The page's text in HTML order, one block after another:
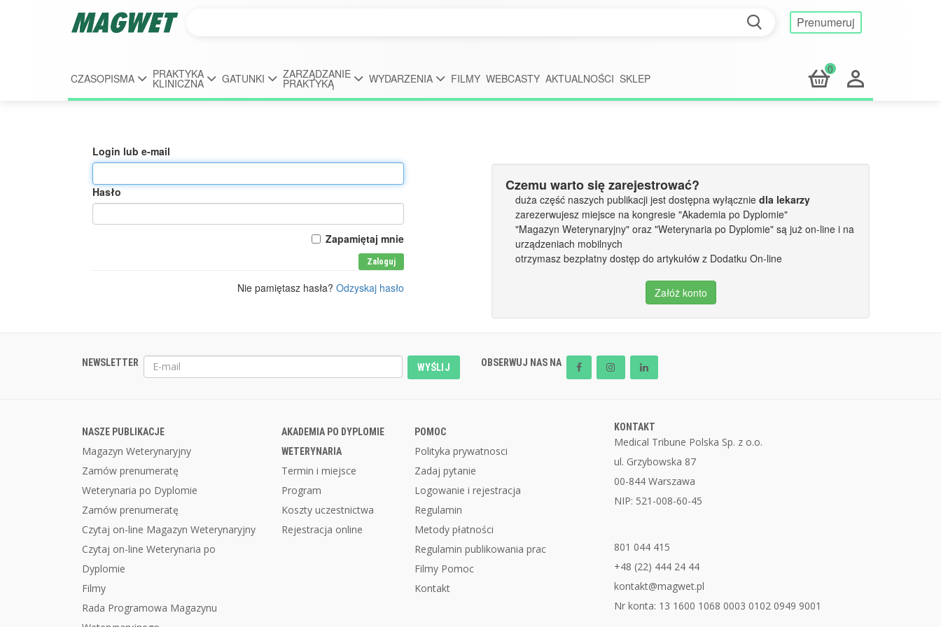
Prenumeruj
CZASOPISMA PRAKTYKA
KLINICZNA GATUNKI ZARZĄDZANIE
PRAKTYKĄ WYDARZENIA FILMY WEBCASTY AKTUALNOŚCI SKLEP
0
Login lub e-mail
Hasło
Zapamiętaj mnie
Zaloguj
Nie pamiętasz hasła? Odzyskaj hasło
Czemu warto się zarejestrować?
duża część naszych publikacji jest dostępna wyłącznie dla lekarzy
zarezerwujesz miejsce na kongresie "Akademia po Dyplomie"
"Magazyn Weterynaryjny" oraz "Weterynaria po Dyplomie" są już on-line i na
urządzeniach mobilnych
otrzymasz bezpłatny dostęp do artykułów z Dodatku On-line
Załóż konto
NEWSLETTER WYŚLIJ OBSERWUJ NAS NA
NASZE PUBLIKACJE
Magazyn Weterynaryjny
Zamów prenumeratę
Weterynaria po Dyplomie
Zamów prenumeratę
Czytaj on-line Magazyn Weterynaryjny
Czytaj on-line Weterynaria po
Dyplomie
Filmy
Rada Programowa Magazynu
AKADEMIA PO DYPLOMIE
WETERYNARIA
Termin i miejsce
Program
Koszty uczestnictwa
Rejestracja online
POMOC
Polityka prywatnosci
Zadaj pytanie
Logowanie i rejestracja
Regulamin
Metody płatności
Regulamin publikowania prac
Filmy Pomoc
Kontakt
KONTAKT
Medical Tribune Polska Sp. z o.o.
ul. Grzybowska 87
00-844 Warszawa
NIP: 521-008-60-45
801 044 415
+48 (22) 444 24 44
kontakt@magwet.pl
Nr konta: 13 1600 1068 0003 0102 0949 9001